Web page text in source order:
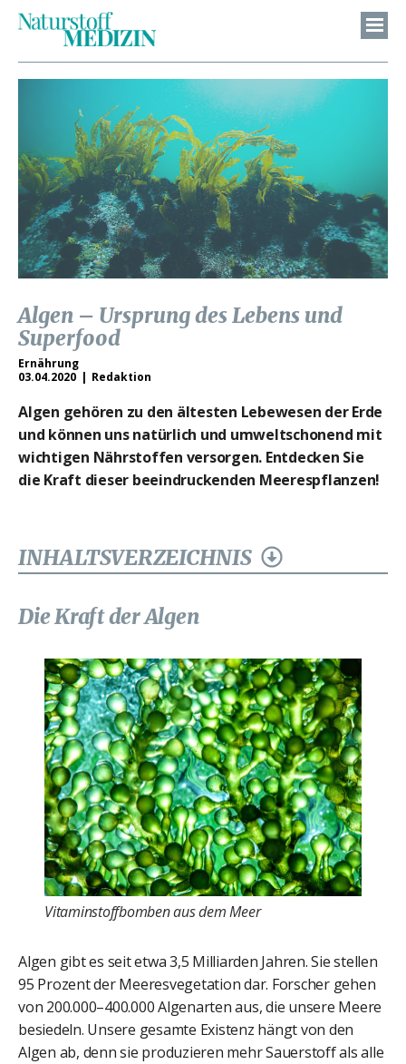
Algen – Ursprung des Lebens und
Superfood
Ernährung
03.04.2020
Redaktion
Algen gehören zu den ältesten Lebewesen der Erde
und können uns natürlich und umweltschonend mit
wichtigen Nährstoffen versorgen. Entdecken Sie
die Kraft dieser beeindruckenden Meerespflanzen!
INHALTSVERZEICHNIS
Die Kraft der Algen
Vitaminstoffbomben aus dem Meer
Algen gibt es seit etwa 3,5 Milliarden Jahren. Sie stellen
95 Prozent der Meeresvegetation dar. Forscher gehen
von 200.000–400.000 Algenarten aus, die unsere Meere
besiedeln. Unsere gesamte Existenz hängt von den
Algen ab, denn sie produzieren mehr Sauerstoff als alle